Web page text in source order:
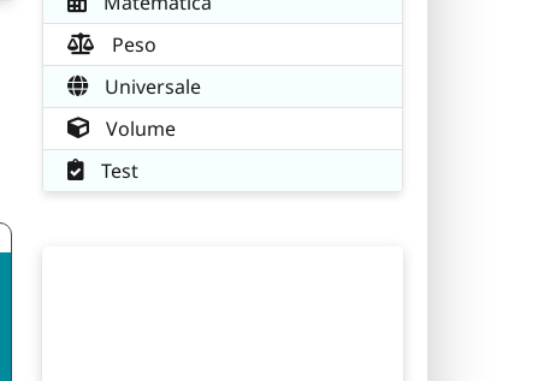
Peso
Universale
Volume
Test